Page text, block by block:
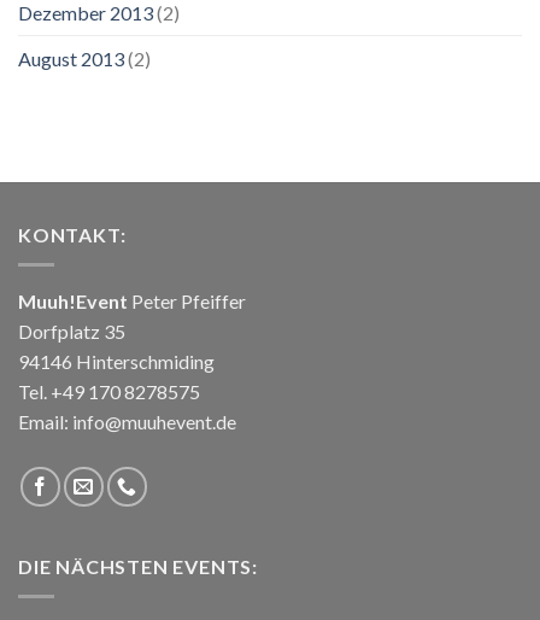
Dezember 2013(2)
August 2013(2)
KONTAKT:
Muuh!Event Peter Pfeiffer
Dorfplatz 35
94146 Hinterschmiding
Tel. +49 170 8278575
Email: info@muuhevent.de
DIE NÄCHSTEN EVENTS: